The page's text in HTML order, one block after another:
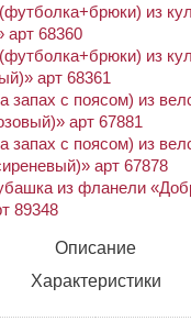
из
арт 68360
из
арт 68361
запах с поясом) из
арт 67881
запах с поясом) из
арт 67878
из фланели
89348
Описание
Характеристики